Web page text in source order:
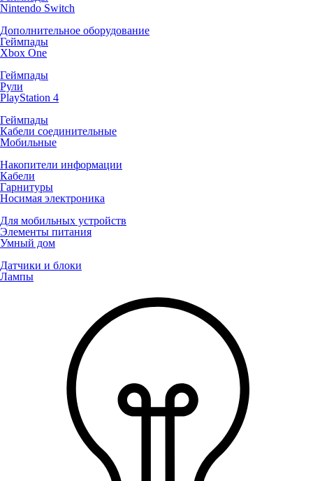
Nintendo Switch
Дополнительное оборудование
Геймпады
Xbox One
Геймпады
Рули
PlayStation 4
Геймпады
Кабели соединительные
Мобильные
Накопители информации
Кабели
Гарнитуры
Носимая электроника
Для мобильных устройств
Элементы питания
Умный дом
Датчики и блоки
Лампы